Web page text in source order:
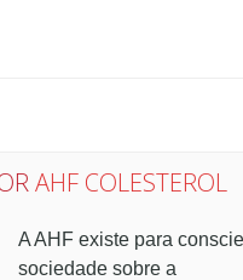
AHF COLESTEROL
A AHF existe para
sociedade sobre a